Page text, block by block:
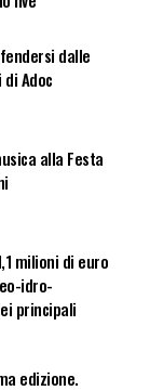
dalle
Adoc
alla Festa
milioni di euro
idro-
principali
edizione.